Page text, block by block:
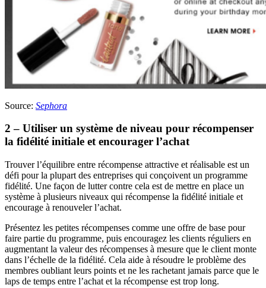
Source: Sephora
2 – Utiliser un système de niveau pour récompenser
la fidélité initiale et encourager l’achat
Trouver l’équilibre entre récompense attractive et réalisable est un
défi pour la plupart des entreprises qui conçoivent un programme
fidélité. Une façon de lutter contre cela est de mettre en place un
système à plusieurs niveaux qui récompense la fidélité initiale et
encourage à renouveler l’achat.
Présentez les petites récompenses comme une offre de base pour
faire partie du programme, puis encouragez les clients réguliers en
augmentant la valeur des récompenses à mesure que le client monte
dans l’échelle de la fidélité. Cela aide à résoudre le problème des
membres oubliant leurs points et ne les rachetant jamais parce que le
laps de temps entre l’achat et la récompense est trop long.